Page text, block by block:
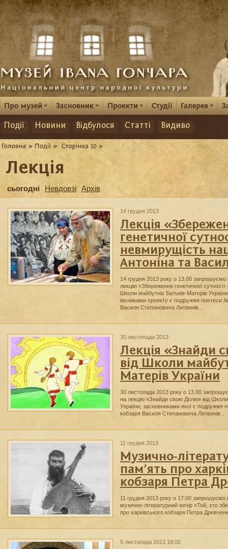
Події Новини Відбулося Статті Видиво
Лекція
сьогодні Невдовзі Архів
14 грудня 2013
Лекція
генетичної
невмирущість
Антоніна та
14 грудня 2013 року о 13.00 запрошуємо
лекцію «Збереження генетичної сутності
Школи майбутніх Батьків-Матерів
вісниками проекту є подружжя поетеси
Василя Степановича Литвинів…
30 листопада 2013
Лекція «Знайди
від Школи
Матерів України
30 листопада 2013 року о 13.00
на лекцію «Знайди свою Долю» від Школи
України, засновниками якої є подружжя
кобзаря Василя Степановича Литвинів…
11 грудня 2013
Музично-
пам’ять про
кобзаря Петра
11 грудня 2013 року о 17:00 запрошуємо
музично-літературний вечір «Той, хто
про харківського кобзаря Петра
5 листопада 2013 18:00